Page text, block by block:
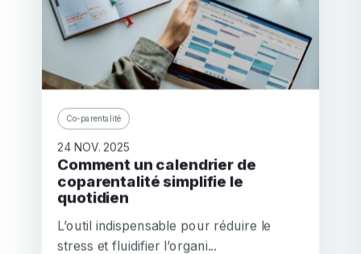
Co-parentalité
24 NOV. 2025
Comment un calendrier de
coparentalité simplifie le
quotidien
L’outil indispensable pour réduire le
stress et fluidifier l’organi...